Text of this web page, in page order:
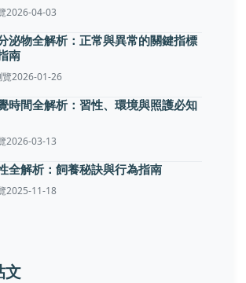
2026-04-03
泌物全解析：正常與異常的關鍵指標
南
2026-01-26
時間全解析：習性、環境與照護必知
2026-03-13
全解析：飼養秘訣與行為指南
2025-11-18
文